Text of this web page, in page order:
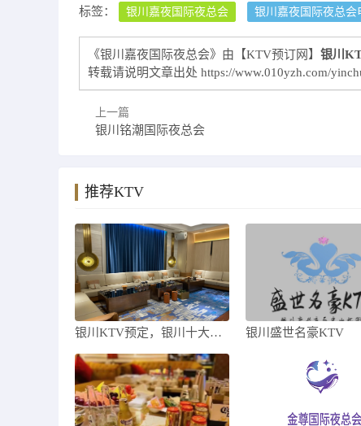
标签： 银川嘉夜国际夜总会 银川嘉夜国际夜总会
《银川嘉夜国际夜总会》由【KTV预订网】 银川
转载请说明文章出处 https://www.010yzh.com/
上一篇
银川铭潮国际夜总会
推荐KTV
银川KTV预定，银川十大KTV排名大全 银川盛世名豪KTV